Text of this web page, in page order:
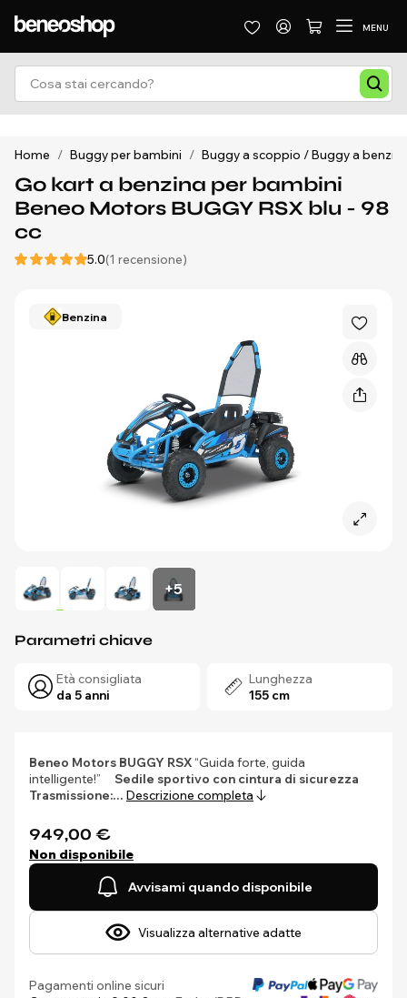
MENU
Home / Buggy per bambini / Buggy a scoppio / Buggy a
Go kart a benzina per bambini
Beneo Motors BUGGY RSX blu - 98
cc
5.0(1 recensione)
Benzina
+5
Parametri chiave
Età consigliata
da 5 anni
Lunghezza
155 cm
Beneo Motors BUGGY RSX “Guida forte, guida
intelligente!” Sedile sportivo con cintura di sicurezza
Trasmissione:… Descrizione completa
949,00 €
Non disponibile
Avvisami quando disponibile
Visualizza alternative adatte
Pagamenti online sicuri